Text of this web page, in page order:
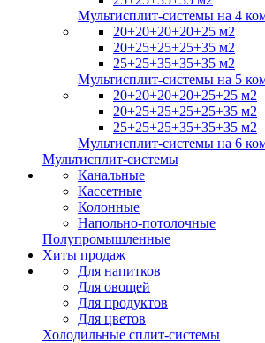
Мультисплит-системы на 4
20+20+20+20+25 м2
20+25+25+25+35 м2
25+25+35+35+35 м2
Мультисплит-системы на 5
20+20+20+20+25+25 м2
20+25+25+25+25+35 м2
25+25+25+35+35+35 м2
Мультисплит-системы на 6
Мультисплит-системы
Канальные
Кассетные
Колонные
Напольно-потолочные
Полупромышленные
Хиты продаж
Для напитков
Для овощей
Для продуктов
Для цветов
Холодильные сплит-системы